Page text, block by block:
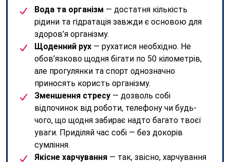
Вода та організм — достатня кількість
рідини та гідратація завжди є основою для
здоров’я організму.
Щоденний рух — рухатися необхідно. Не
обов’язково щодня бігати по 50 кілометрів,
але прогулянки та спорт однозначно
приносять користь організму.
Зменшення стресу — дозволь собі
відпочинок від роботи, телефону чи будь-
чого, що щодня забирає надто багато твоєї
уваги. Приділяй час собі — без докорів
сумління.
Якісне харчування — так, звісно, харчування